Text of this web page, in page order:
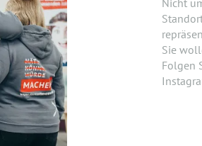
Nicht
Sie
Folgen